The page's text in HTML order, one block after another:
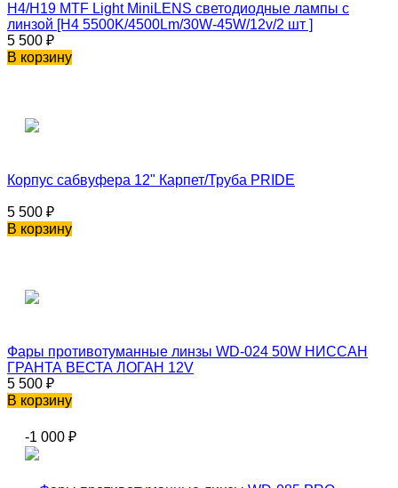
H4/H19 MTF Light MiniLENS светодиодные лампы с
линзой [H4 5500K/4500Lm/30W-45W/12v/2 шт ]
5 500 ₽
В корзину
Корпус сабвуфера 12" Карпет/Труба PRIDE
5 500 ₽
В корзину
Фары противотуманные линзы WD-024 50W НИССАН
ГРАНТА ВЕСТА ЛОГАН 12V
5 500 ₽
В корзину
-1 000 ₽